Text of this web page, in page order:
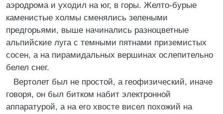
аэродрома и уходил на юг, в горы. Желто-бурые
каменистые холмы сменялись зелеными
предгорьями, выше начинались разноцветные
альпийские луга с темными пятнами приземистых
сосен, а на пирамидальных вершинах ослепительно
белел снег.
Вертолет был не простой, а геофизический, иначе
говоря, он был битком набит электронной
аппаратурой, а на его хвосте висел похожий на